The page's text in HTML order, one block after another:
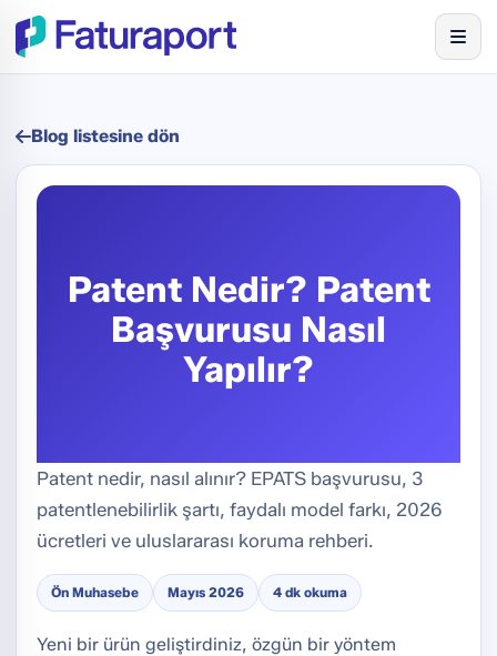
Blog listesine dön
Patent Nedir? Patent
Başvurusu Nasıl
Yapılır?
Patent nedir, nasıl alınır? EPATS başvurusu, 3
patentlenebilirlik şartı, faydalı model farkı, 2026
ücretleri ve uluslararası koruma rehberi.
Ön Muhasebe Mayıs 2026 4 dk okuma
Yeni bir ürün geliştirdiniz, özgün bir yöntem